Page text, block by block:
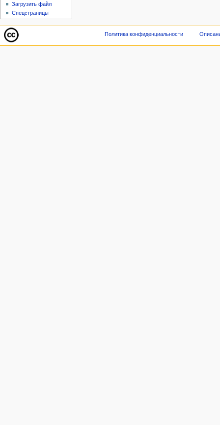
Загрузить файл
Спецстраницы
Политика конфиденциальности